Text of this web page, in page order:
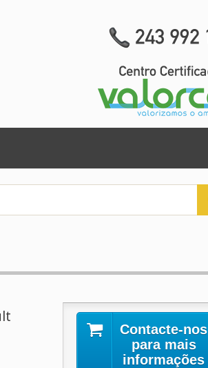
Contacte-nos
para mais
informações